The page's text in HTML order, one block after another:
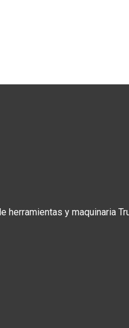
y maquinaria